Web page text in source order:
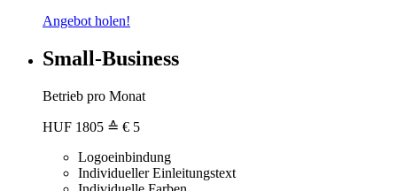
Angebot holen!
Small-Business
Betrieb pro Monat
HUF 1805 ≙ € 5
Logoeinbindung
Individueller Einleitungstext